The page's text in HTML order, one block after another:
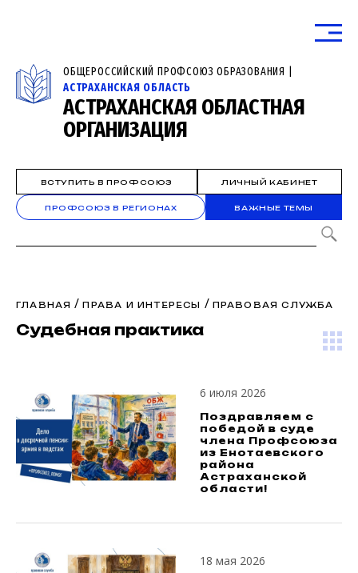
ОБЩЕРОССИЙСКИЙ ПРОФСОЮЗ ОБРАЗОВАНИЯ |
АСТРАХАНСКАЯ ОБЛАСТЬ
АСТРАХАНСКАЯ ОБЛАСТНАЯ
ОРГАНИЗАЦИЯ
ВСТУПИТЬ В ПРОФСОЮЗ ЛИЧНЫЙ КАБИНЕТ
ПРОФСОЮЗ В РЕГИОНАХ ВАЖНЫЕ ТЕМЫ
ГЛАВНАЯ /ПРАВА И ИНТЕРЕСЫ / ПРАВОВАЯ СЛУЖБА
Судебная практика
6 июля 2026
Поздравляем с
победой в суде
члена Профсоюза
из Енотаевского
района
Астраханской
области!
18 мая 2026